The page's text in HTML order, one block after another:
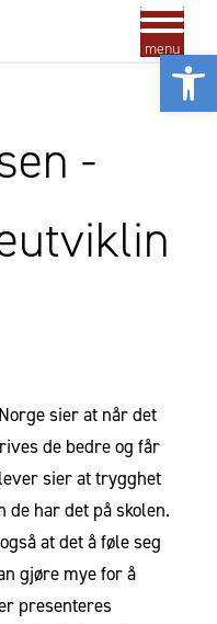
menu
-
sier at når det
de bedre og får
sier at trygghet
har det på skolen.
at det å føle seg
gjøre mye for å
presenteres